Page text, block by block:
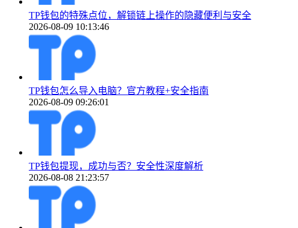
TP钱包的特殊点位，解锁链上操作的隐藏便利与安全
2026-08-09 10:13:46
TP钱包怎么导入电脑？官方教程+安全指南
2026-08-09 09:26:01
TP钱包提现，成功与否？安全性深度解析
2026-08-08 21:23:57